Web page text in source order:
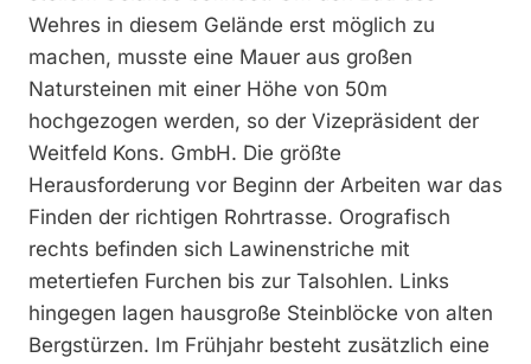
Wehres in diesem Gelände erst möglich zu
machen, musste eine Mauer aus großen
Natursteinen mit einer Höhe von 50m
hochgezogen werden, so der Vizepräsident der
Weitfeld Kons. GmbH. Die größte
Herausforderung vor Beginn der Arbeiten war das
Finden der richtigen Rohrtrasse. Orografisch
rechts befinden sich Lawinenstriche mit
metertiefen Furchen bis zur Talsohlen. Links
hingegen lagen hausgroße Steinblöcke von alten
Bergstürzen. Im Frühjahr besteht zusätzlich eine